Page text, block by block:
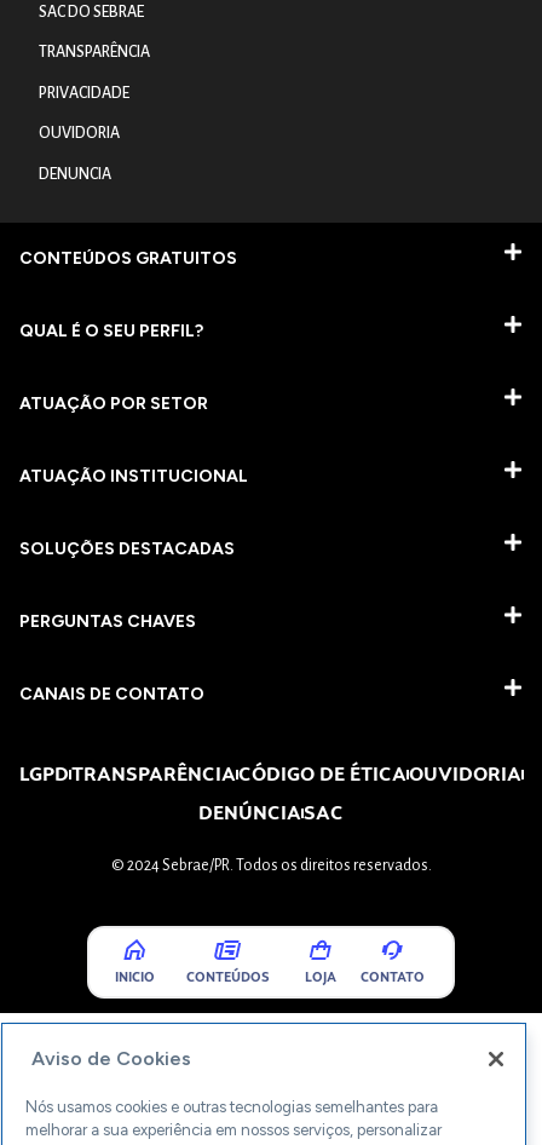
SAC DO SEBRAE
TRANSPARÊNCIA
PRIVACIDADE
OUVIDORIA
DENUNCIA
CONTEÚDOS GRATUITOS
QUAL É O SEU PERFIL?
ATUAÇÃO POR SETOR
ATUAÇÃO INSTITUCIONAL
SOLUÇÕES DESTACADAS
PERGUNTAS CHAVES​
CANAIS DE CONTATO
LGPDTRANSPARÊNCIACÓDIGO DE ÉTICAOUVIDORIA
DENÚNCIASAC
© 2024 Sebrae/PR. Todos os direitos reservados.
INICIO CONTEÚDOS LOJA CONTATO
Aviso de Cookies
Nós usamos cookies e outras tecnologias semelhantes para
melhorar a sua experiência em nossos serviços, personalizar